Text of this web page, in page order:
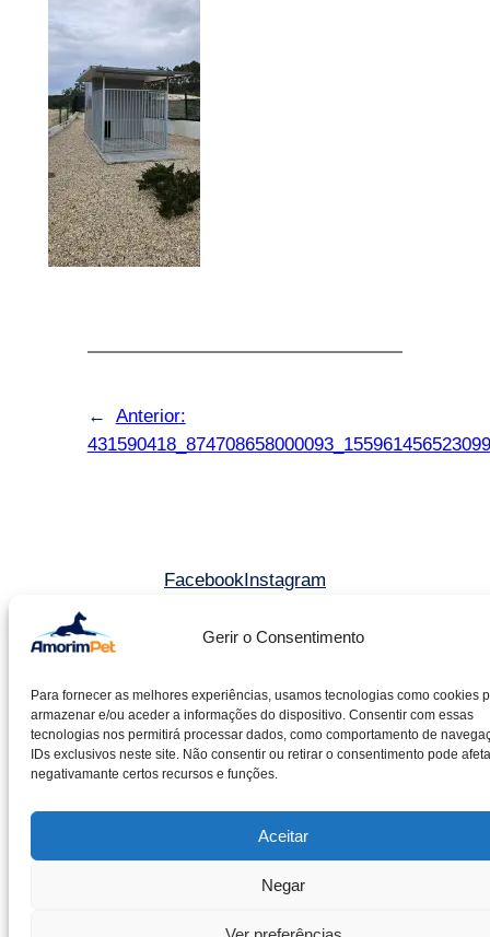
Gerir o Consentimento
Para fornecer as melhores experiências, usamos tecnologias como cookies
armazenar e/ou aceder a informações do dispositivo. Consentir com essas
tecnologias nos permitirá processar dados, como comportamento de
IDs exclusivos neste site. Não consentir ou retirar o consentimento pode
negativamante certos recursos e funções.
Aceitar
Negar
←
Anterior:
Facebook Instagram
©2025 Amorim & Pereira Lda. All rights reserved.
Livro de reclamações
Entidade RAL – CACRC
Política de cookies
Política de privacidade